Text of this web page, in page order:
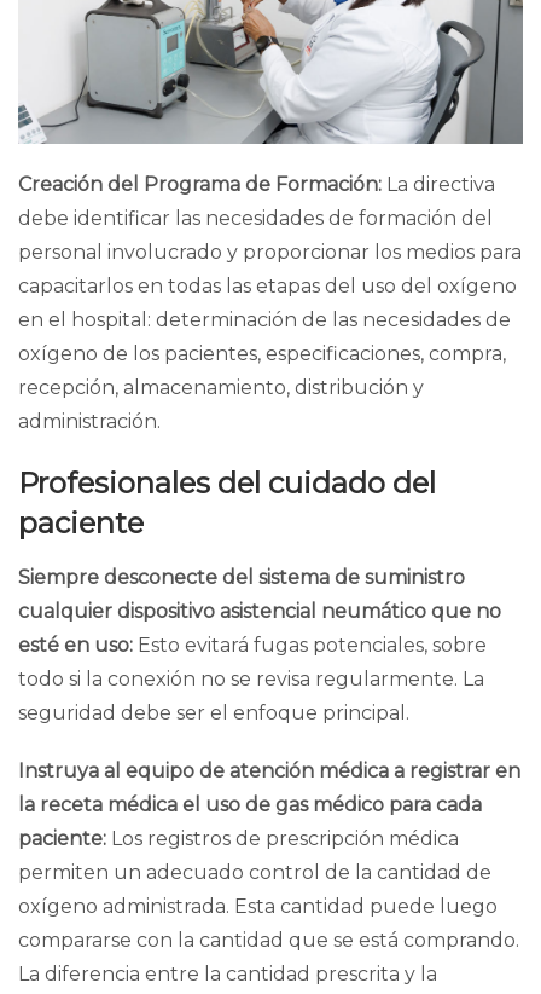
Creación del Programa de Formación: La directiva
debe identificar las necesidades de formación del
personal involucrado y proporcionar los medios para
capacitarlos en todas las etapas del uso del oxígeno
en el hospital: determinación de las necesidades de
oxígeno de los pacientes, especificaciones, compra,
recepción, almacenamiento, distribución y
administración.
Profesionales del cuidado del
paciente
Siempre desconecte del sistema de suministro
cualquier dispositivo asistencial neumático que no
esté en uso: Esto evitará fugas potenciales, sobre
todo si la conexión no se revisa regularmente. La
seguridad debe ser el enfoque principal.
Instruya al equipo de atención médica a registrar en
la receta médica el uso de gas médico para cada
paciente: Los registros de prescripción médica
permiten un adecuado control de la cantidad de
oxígeno administrada. Esta cantidad puede luego
compararse con la cantidad que se está comprando.
La diferencia entre la cantidad prescrita y la